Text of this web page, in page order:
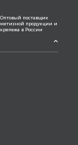
Оптовый поставщик
метизной продукции и
крепежа в России